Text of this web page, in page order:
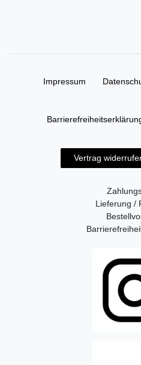
Impressum
Vertrag
Lieferung /